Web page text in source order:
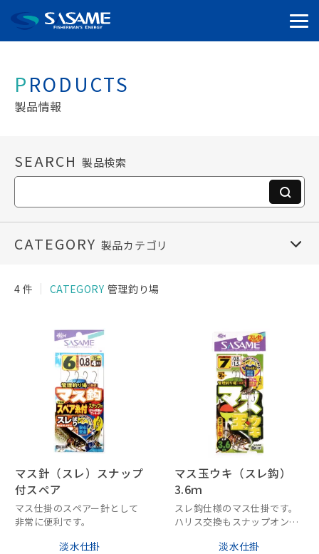
PRODUCTS
製品情報
SEARCH 製品検索
CATEGORY 製品カテゴリ
4 件 CATEGORY 管理釣り場
マス針（スレ）スナップ
付スペア
マス仕掛のスペアー針として
非常に便利です。
淡水仕掛
マス玉ウキ（スレ鈎）
3.6ｍ
スレ鈎仕様のマス仕掛です。
ハリス交換もスナップオンリ
淡水仕掛